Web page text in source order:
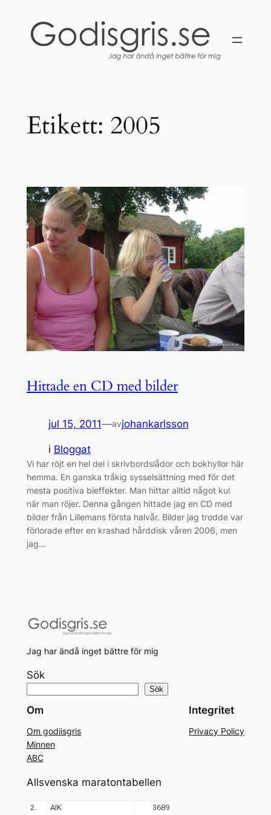
innehåll
Etikett: 2005
Hittade en CD med bilder
jul 15, 2011—avjohankarlsson
i Bloggat
Vi har röjt en hel del i skrivbordslådor och bokhyllor här
hemma. En ganska tråkig sysselsättning med för det
mesta positiva bieffekter. Man hittar alltid något kul
när man röjer. Denna gången hittade jag en CD med
bilder från Lillemans första halvår. Bilder jag trodde var
förlorade efter en krashad hårddisk våren 2006, men
jag…
Jag har ändå inget bättre för mig
Sök
Sök
Om
Om godiisgris
Minnen
ABC
Integritet
Privacy Policy
Allsvenska maratontabellen